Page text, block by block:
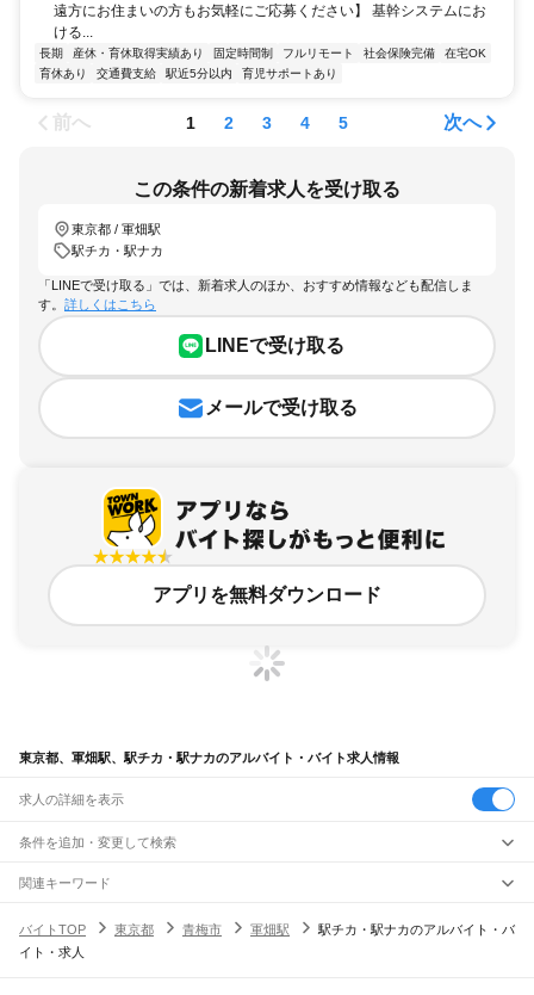
遠方にお住まいの方もお気軽にご応募ください】 基幹システムにお
ける...
長期 産休・育休取得実績あり 固定時間制 フルリモート 社会保険完備
在宅OK
育休あり
交通費支給 駅近5分以内 育児サポートあり
前へ 1 2 3 4 5 次へ
この条件の新着求人を受け取る
東京都 / 軍畑駅
駅チカ・駅ナカ
「LINEで受け取る」では、新着求人のほか、おすすめ情報なども配信しま
す。 詳しくはこちら
LINEで受け取る
メールで受け取る
アプリを無料ダウンロード
東京都、軍畑駅、駅チカ・駅ナカのアルバイト・バイト求人情報
求人の詳細を表示
条件を追加・変更して検索
市区町村を追加・変更
東京都すべて
東京23区
駅を追加・変更
職種を追加・変更
関連キーワード
バイトTOP
東京都 青梅市 軍畑駅
駅チカ・駅ナカのアルバイト・バ
イト・求人